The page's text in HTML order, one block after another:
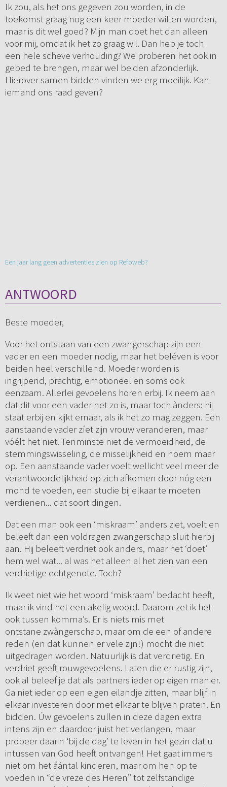
Ik zou, als het ons gegeven zou worden, in de
toekomst graag nog een keer moeder willen worden,
maar is dit wel goed? Mijn man doet het dan alleen
voor mij, omdat ik het zo graag wil. Dan heb je toch
een hele scheve verhouding? We proberen het ook in
gebed te brengen, maar wel beiden afzonderlijk.
Hierover samen bidden vinden we erg moeilijk. Kan
iemand ons raad geven?
Een jaar lang geen advertenties zien op Refoweb?
ANTWOORD
Beste moeder,
Voor het ontstaan van een zwangerschap zijn een
vader en een moeder nodig, maar het beléven is voor
beiden heel verschillend. Moeder worden is
ingrijpend, prachtig, emotioneel en soms ook
eenzaam. Allerlei gevoelens horen erbij. Ik neem aan
dat dit voor een vader net zo is, maar toch ànders: hij
staat erbij en kijkt ernaar, als ik het zo mag zeggen. Een
aanstaande vader zíet zijn vrouw veranderen, maar
vóélt het niet. Tenminste niet de vermoeidheid, de
stemmingswisseling, de misselijkheid en noem maar
op. Een aanstaande vader voelt wellicht veel meer de
verantwoordelijkheid op zich afkomen door nóg een
mond te voeden, een studie bij elkaar te moeten
verdienen... dat soort dingen.
Dat een man ook een ‘miskraam’ anders ziet, voelt en
beleeft dan een voldragen zwangerschap sluit hierbij
aan. Hij beleeft verdriet ook anders, maar het ‘doet’
hem wel wat... al was het alleen al het zien van een
verdrietige echtgenote. Toch?
Ik weet niet wie het woord ‘miskraam’ bedacht heeft,
maar ik vind het een akelig woord. Daarom zet ik het
ook tussen komma’s. Er is niets mis met
ontstane zwàngerschap, maar om de een of andere
reden (en dat kunnen er vele zijn!) mocht die niet
uitgedragen worden. Natuurlijk is dat verdrietig. En
verdriet geeft rouwgevoelens. Laten die er rustig zijn,
ook al beleef je dat als partners ieder op eigen manier.
Ga niet ieder op een eigen eilandje zitten, maar blijf in
elkaar investeren door met elkaar te blijven praten. En
bidden. Úw gevoelens zullen in deze dagen extra
intens zijn en daardoor juist het verlangen, maar
probeer daarin ‘bij de dag’ te leven in het gezin dat u
intussen van God heeft ontvangen! Het gaat immers
niet om het áántal kinderen, maar om hen op te
voeden in “de vreze des Heren” tot zelfstandige